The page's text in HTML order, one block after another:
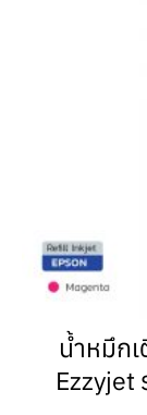
น้ำหมึก
Ezzyjet